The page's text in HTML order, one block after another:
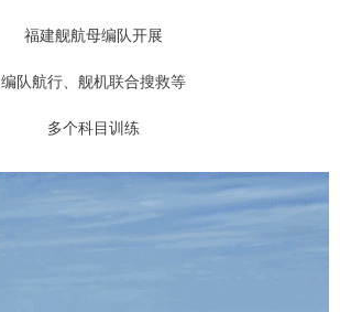
福建舰航母编队开展
编队航行、舰机联合搜救等
多个科目训练